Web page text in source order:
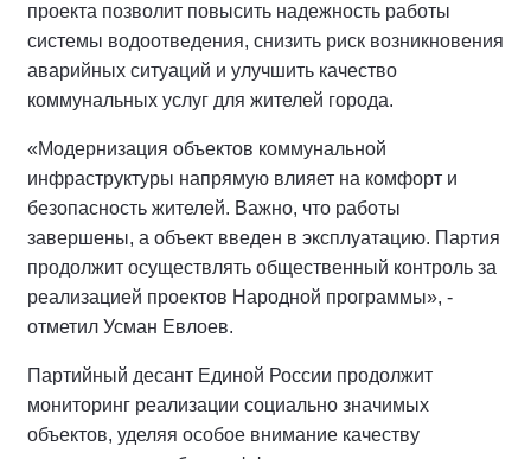
проекта позволит повысить надежность работы
системы водоотведения, снизить риск возникновения
аварийных ситуаций и улучшить качество
коммунальных услуг для жителей города.
«Модернизация объектов коммунальной
инфраструктуры напрямую влияет на комфорт и
безопасность жителей. Важно, что работы
завершены, а объект введен в эксплуатацию. Партия
продолжит осуществлять общественный контроль за
реализацией проектов Народной программы», -
отметил Усман Евлоев.
Партийный десант Единой России продолжит
мониторинг реализации социально значимых
объектов, уделяя особое внимание качеству